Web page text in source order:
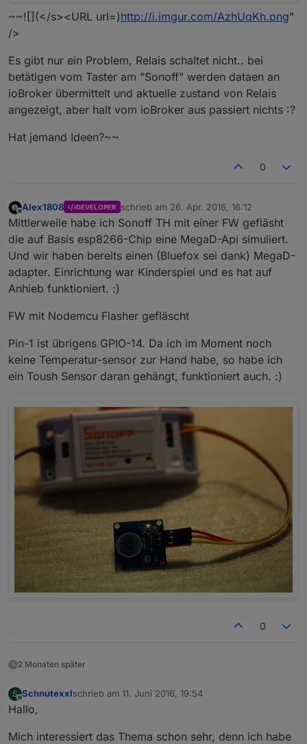
~~![](</s><URL url=)http://i.imgur.com/AzhUqKh.png"
/>
Es gibt nur ein Problem, Relais schaltet nicht.. bei
betätigen vom Taster am "Sonoff" werden dataen an
ioBroker übermittelt und aktuelle zustand von Relais
angezeigt, aber halt vom ioBroker aus passiert nichts :?
Hat jemand Ideen?~~
0
Offline
Alex1808 DEVELOPER schrieb am 26. Apr. 2016, 16:12
zuletzt editiert von
Mittlerweile habe ich Sonoff TH mit einer FW gefläsht
die auf Basis esp8266-Chip eine MegaD-Api simuliert.
Und wir haben bereits einen (Bluefox sei dank) MegaD-
adapter. Einrichtung war Kinderspiel und es hat auf
Anhieb funktioniert. :)
FW mit Nodemcu Flasher gefläscht
Pin-1 ist übrigens GPIO-14. Da ich im Moment noch
keine Temperatur-sensor zur Hand habe, so habe ich
ein Toush Sensor daran gehängt, funktioniert auch. :)
0
2 Monaten später
S
Offline
Schnutexxlschrieb am 11. Juni 2016, 19:54
zuletzt editiert von
Hallo,
Mich interessiert das Thema schon sehr, denn ich habe